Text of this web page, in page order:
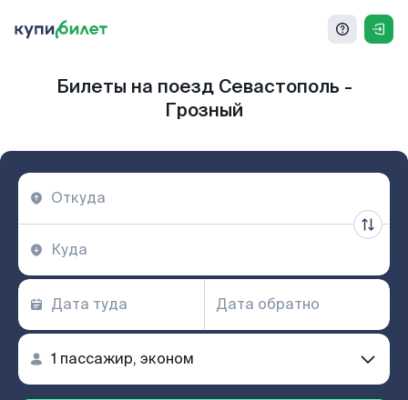
Билеты на поезд Севастополь -
Грозный